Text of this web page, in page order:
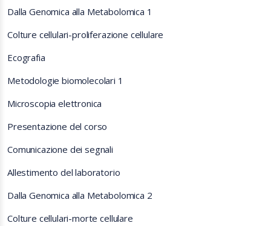
Dalla Genomica alla Metabolomica 1
Colture cellulari-proliferazione cellulare
Ecografia
Metodologie biomolecolari 1
Microscopia elettronica
Presentazione del corso
Comunicazione dei segnali
Allestimento del laboratorio
Dalla Genomica alla Metabolomica 2
Colture cellulari-morte cellulare